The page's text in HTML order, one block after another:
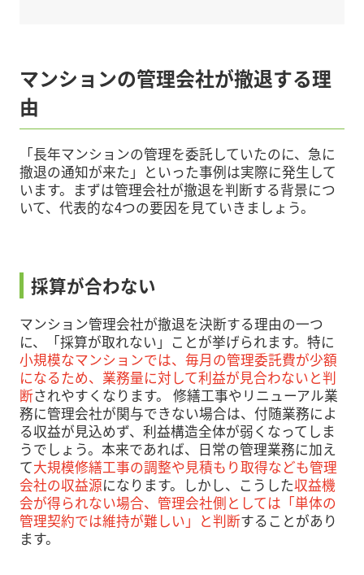
マンションの管理会社が撤退する理
由
「長年マンションの管理を委託していたのに、急に
撤退の通知が来た」といった事例は実際に発生して
います。まずは管理会社が撤退を判断する背景につ
いて、代表的な4つの要因を見ていきましょう。
採算が合わない
マンション管理会社が撤退を決断する理由の一つ
に、「採算が取れない」ことが挙げられます。特に
小規模なマンションでは、毎月の管理委託費が少額
になるため、業務量に対して利益が見合わないと判
断されやすくなります。 修繕工事やリニューアル業
務に管理会社が関与できない場合は、付随業務によ
る収益が見込めず、利益構造全体が弱くなってしま
うでしょう。本来であれば、日常の管理業務に加え
て大規模修繕工事の調整や見積もり取得なども管理
会社の収益源になります。しかし、こうした収益機
会が得られない場合、管理会社側としては「単体の
管理契約では維持が難しい」と判断することがあり
ます。